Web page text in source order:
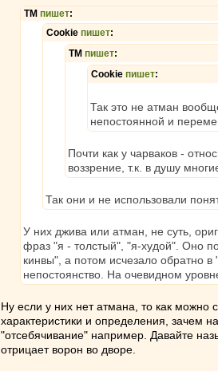
ТМ пишет:
Cookie пишет:
ТМ пишет:
Cookie пишет:
Так это не атман
непостоянной и
Почти как у чарваков -
воззрение, т.к. в душу
Так они и не использовали
У них джива или атман, не суть,
фраз "я - толстый", "я-худой". Оно
кинвы", а потом исчезало обратно
непостоянство. На очевидном
Ну если у них нет атмана, то как можно
характеристики и определения, зачем
"отсебячивание" например. Давайте
отрицает ворон во дворе.